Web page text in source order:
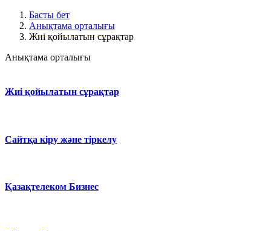
Басты бет
Анықтама орталығы
Жиі қойылатын сұрақтар
Анықтама орталығы
Жиі қойылатын сұрақтар
Сайтқа кіру және тіркелу
Қазақтелеком Бизнес